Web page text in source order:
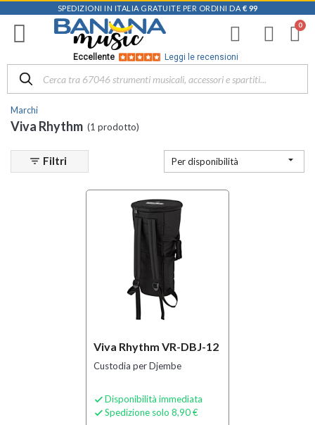
SPEDIZIONI IN ITALIA GRATUITE PER ORDINI DA € 99
Eccellente Leggi le recensioni
Marchi
Viva Rhythm (1 prodotto)
Filtra
i
risultati
Disponibile
in
Negozio
Music |
Vicenza
filter_list Filtri Per disponibilità 
Viva Rhythm VR-DBJ-12
Custodia per Djembe
 Disponibilità immediata
 Spedizione solo 8,90 €